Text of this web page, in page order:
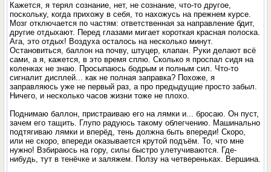
Кажется, я терял сознание, нет, не сознание, что-то другое,
поскольку, когда прихожу в себя, то нахожусь на прежнем курсе.
Мозг отключается по частям: ответственная за направление бдит,
другие отдыхают. Перед глазами мигает короткая красная полоска.
Ага, это отдых! Воздуха осталось на несколько минут.
Остановиться, баллон на почву, штуцер, клапан. Руки делают всё
сами, а я, кажется, в это время сплю. Сколько я проспал сидя на
коленках не знаю. Просыпаюсь бодрым и полным сил. Что-то
сигналит дисплей... как не полная заправка? Похоже, я
заправляюсь уже не первый раз, а про предыдущие просто забыл.
Ничего, и несколько часов жизни тоже не плохо.
Поднимаю баллон, пристраиваю его на лямки и... бросаю. Он пуст,
зачем его тащить. Глупо радуюсь такому облегчению. Машинально
подтягиваю лямки и вперёд, тень должна быть впереди! Скоро,
или не скоро, впереди оказывается крутой подъём. То, что мне
нужно! Взбираюсь на гору, силы быстро улетучиваются. Где-
нибудь, тут в тенёчке и заляжем. Ползу на четвереньках. Вершина.